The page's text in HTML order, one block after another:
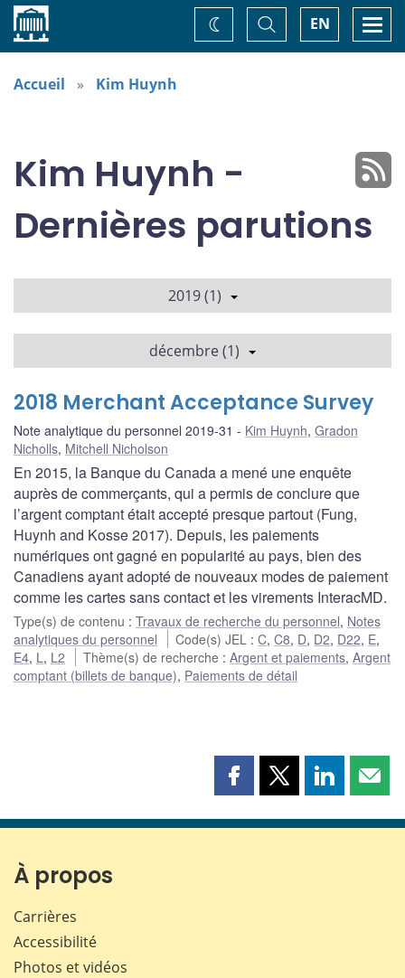
Accueil EN
Basculer
la
recherche
Changez
de
Accueil Kim Huynh
Kim Huynh -
Dernières parutions
2019 (1)
décembre (1)
2018 Merchant Acceptance Survey
Note analytique du personnel 2019-31 Kim Huynh, Gradon
Nicholls, Mitchell Nicholson
En 2015, la Banque du Canada a mené une enquête
auprès de commerçants, qui a permis de conclure que
l’argent comptant était accepté presque partout (Fung,
Huynh and Kosse 2017). Depuis, les paiements
numériques ont gagné en popularité au pays, bien des
Canadiens ayant adopté de nouveaux modes de paiement
comme les cartes sans contact et les virements InteracMD.
Type(s) de contenu : Travaux de recherche du personnel, Notes
analytiques du personnel
Code(s) JEL :C,C8, D, D2, D22, E,
E4, L , L2 Thème(s) de recherche :Argent et paiements,Argent
comptant (billets de banque), Paiements de détail
Partager
page
Partager
page
Partager
page page
À propos
Carrières
Accessibilité
Photos et vidéos